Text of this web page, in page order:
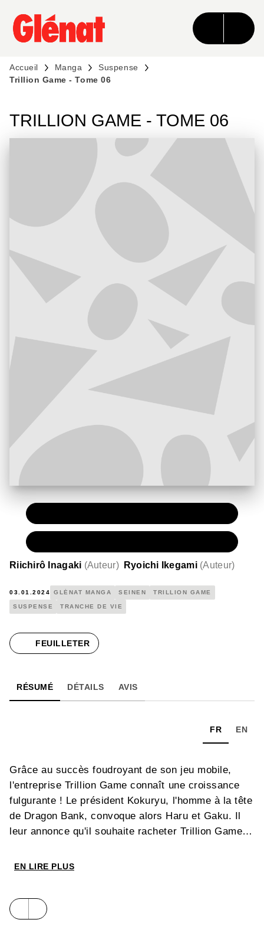
MENU RECHERCHE CONTENU
PIED DE PAGE
Accueil Manga
Suspense
Trillion Game - Tome 06
TRILLION GAME - TOME 06
Riichirô Inagaki (Auteur) Ryoichi Ikegami (Auteur)
03.01.2024 GLÉNAT MANGA SEINEN TRILLION GAME
SUSPENSE TRANCHE DE VIE
FEUILLETER
RÉSUMÉ DÉTAILS AVIS
FR EN
Grâce au succès foudroyant de son jeu mobile,
l'entreprise Trillion Game connaît une croissance
fulgurante ! Le président Kokuryu, l'homme à la tête
de Dragon Bank, convoque alors Haru et Gaku. Il
leur annonce qu'il souhaite racheter Trillion Game…
EN LIRE PLUS